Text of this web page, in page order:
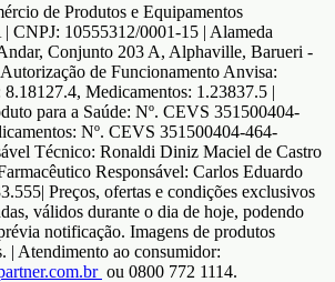
de Produtos e Equipamentos
CNPJ: 10555312/0001-15 | Alameda
Conjunto 203 A, Alphaville, Barueri -
de Funcionamento Anvisa:
8.18127.4, Medicamentos: 1.23837.5 |
para a Saúde: Nº. CEVS 351500404-
Nº. CEVS 351500404-464-
Técnico: Ronaldi Diniz Maciel de Castro
Responsável: Carlos Eduardo
Preços, ofertas e condições exclusivos
válidos durante o dia de hoje, podendo
notificação. Imagens de produtos
| Atendimento ao consumidor:
ou 0800 772 1114.